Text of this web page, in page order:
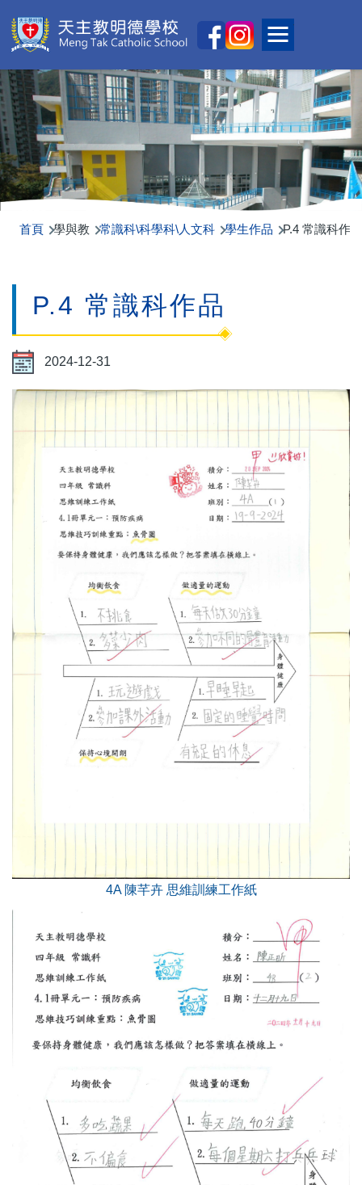
Toggle
Main
首頁 學與教 常識科\科學科\人文科 學生作品 P.4 常識科作品
P.4 常識科作品
2024-12-31
4A 陳芊卉 思維訓練工作紙